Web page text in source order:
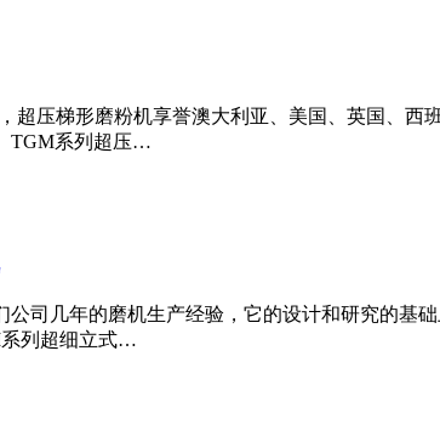
超压梯形磨粉机享誉澳大利亚、美国、英国、
TGM系列超压…
公司几年的磨机生产经验，它的设计和研究的基
列超细立式…